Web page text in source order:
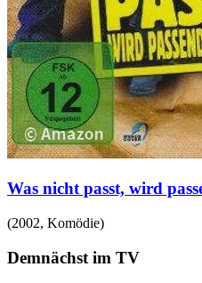
Was nicht passt, wird
(2002, Komödie)
Demnächst im TV